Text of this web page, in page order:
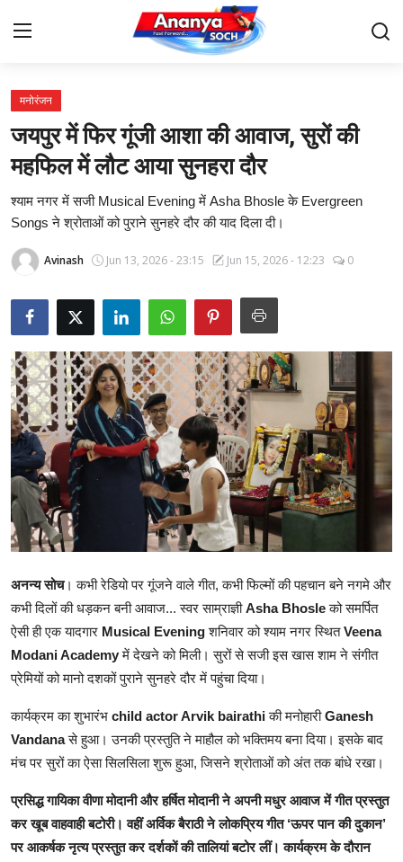
Home
Contact
About Us
देश
राजनीति
मनोरंजन
शिक्षा
राजस्थान
ट्रेंडिंग
Hindi
मनोरंजन
जयपुर में फिर गूंजी आशा की आवाज, सुरों की
महफिल में लौट आया सुनहरा दौर
श्याम नगर में सजी Musical Evening में Asha Bhosle के Evergreen
Songs ने श्रोताओं को पुराने सुनहरे दौर की याद दिला दी।
Avinash Jun 13, 2026 - 23:15 Jun 15, 2026 - 12:23 0
अनन्य सोच। कभी रेडियो पर गूंजने वाले गीत, कभी फिल्मों की पहचान बने नगमे और
कभी दिलों की धड़कन बनी आवाज... स्वर साम्राज्ञीAsha Bhosleको समर्पित
ऐसी ही एक यादगार Musical Eveningशनिवार को श्याम नगर स्थितVeena
Modani Academyमें देखने को मिली। सुरों से सजी इस खास शाम ने संगीत
प्रेमियों को मानो दशकों पुराने सुनहरे दौर में पहुंचा दिया।
कार्यक्रम का शुभारंभ child actor Arvik bairathiकी मनोहारीGanesh
Vandanaसे हुआ। उनकी प्रस्तुति ने माहौल को भक्तिमय बना दिया। इसके बाद
मंच पर सुरों का ऐसा सिलसिला शुरू हुआ, जिसने श्रोताओं को अंत तक बांधे रखा।
प्रसिद्ध गायिका वीणा मोदानी और हर्षित मोदानी ने अपनी मधुर आवाज में गीत प्रस्तुत
कर खूब वाहवाही बटोरी। वहीं अर्विक बैराठी ने लोकप्रिय गीत ‘ऊपर पान की दुकान’
पर आकर्षक नृत्य प्रस्तुत कर दर्शकों की तालियां बटोर लीं। कार्यक्रम के दौरान